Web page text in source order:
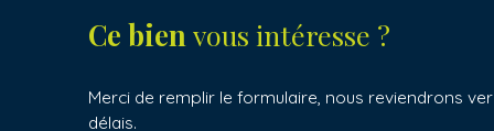
Ce bien vous intéresse ?
Merci de remplir le formulaire, nous reviendrons
délais.